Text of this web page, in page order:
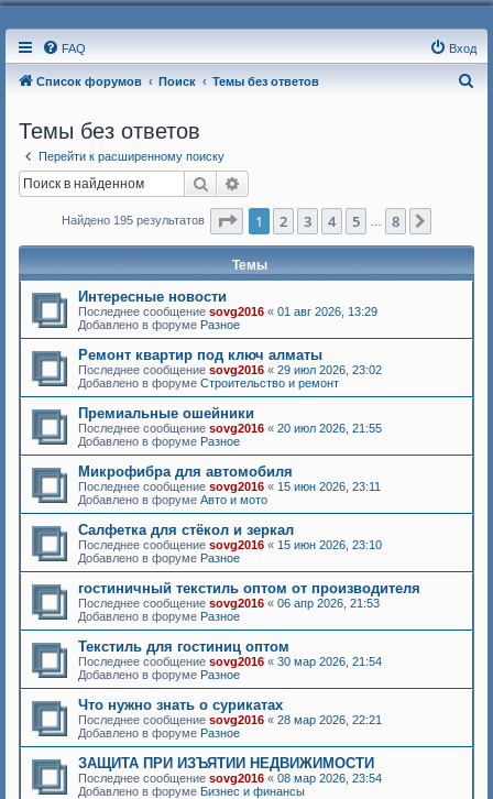
FAQ Вход
Список форумов Поиск Темы без ответов
Темы без ответов
Перейти к расширенному поиску
Поиск
Найдено 195 результатов Страница из
1 2 3 4 5 8
Темы
Интересные новости
Последнее сообщение sovg2016 « 01 авг 2026, 13:29
Добавлено в форуме Разное
Ремонт квартир под ключ алматы
Последнее сообщение sovg2016 « 29 июл 2026, 23:02
Добавлено в форуме Строительство и ремонт
Премиальные ошейники
Последнее сообщение sovg2016 « 20 июл 2026, 21:55
Добавлено в форуме Разное
Микрофибра для автомобиля
Последнее сообщение sovg2016 « 15 июн 2026, 23:11
Добавлено в форуме Авто и мото
Салфетка для стёкол и зеркал
Последнее сообщение sovg2016 « 15 июн 2026, 23:10
Добавлено в форуме Разное
гостиничный текстиль оптом от производителя
Последнее сообщение sovg2016 « 06 апр 2026, 21:53
Добавлено в форуме Разное
Текстиль для гостиниц оптом
Последнее сообщение sovg2016 « 30 мар 2026, 21:54
Добавлено в форуме Разное
Что нужно знать о сурикатах
Последнее сообщение sovg2016 « 28 мар 2026, 22:21
Добавлено в форуме Разное
ЗАЩИТА ПРИ ИЗЪЯТИИ НЕДВИЖИМОСТИ
Последнее сообщение sovg2016 « 08 мар 2026, 23:54
Добавлено в форуме Бизнес и финансы